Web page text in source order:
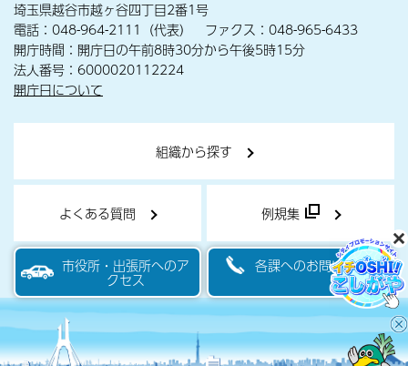
埼玉県越谷市越ヶ谷四丁目2番1号
電話：048-964-2111（代表） ファクス：048-965-6433
開庁時間：開庁日の午前8時30分から午後5時15分
法人番号：6000020112224
開庁日について
組織から探す
よくある質問 例規集
市役所・出張所へのア
クセス
各課へのお問い合わせ